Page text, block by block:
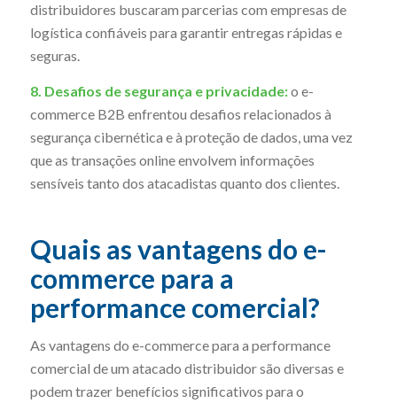
distribuidores buscaram parcerias com empresas de
logística confiáveis para garantir entregas rápidas e
seguras.
8. Desafios de segurança e privacidade:o e-
commerce B2B enfrentou desafios relacionados à
segurança cibernética e à proteção de dados, uma vez
que as transações online envolvem informações
sensíveis tanto dos atacadistas quanto dos clientes.
Quais as vantagens do e-
commerce para a
performance comercial?
As vantagens do e-commerce para a performance
comercial de um atacado distribuidor são diversas e
podem trazer benefícios significativos para o